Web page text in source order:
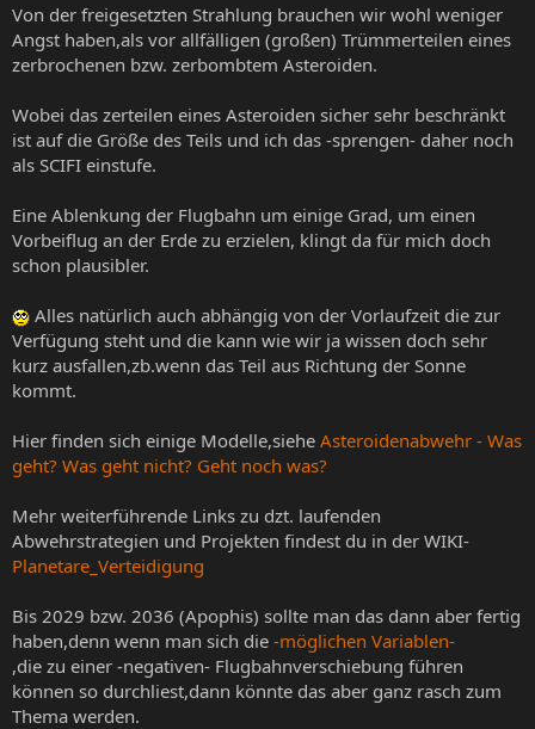
Von der freigesetzten Strahlung brauchen wir wohl weniger
Angst haben,als vor allfälligen (großen) Trümmerteilen eines
zerbrochenen bzw. zerbombtem Asteroiden.
Wobei das zerteilen eines Asteroiden sicher sehr beschränkt
ist auf die Größe des Teils und ich das -sprengen- daher noch
als SCIFI einstufe.
Eine Ablenkung der Flugbahn um einige Grad, um einen
Vorbeiflug an der Erde zu erzielen, klingt da für mich doch
schon plausibler.
Alles natürlich auch abhängig von der Vorlaufzeit die zur
Verfügung steht und die kann wie wir ja wissen doch sehr
kurz ausfallen,zb.wenn das Teil aus Richtung der Sonne
kommt.
Hier finden sich einige Modelle,siehe Asteroidenabwehr - Was
geht? Was geht nicht? Geht noch was?
Mehr weiterführende Links zu dzt. laufenden
Abwehrstrategien und Projekten findest du in der WIKI-
Planetare_Verteidigung
Bis 2029 bzw. 2036 (Apophis) sollte man das dann aber fertig
haben,denn wenn man sich die -möglichen Variablen-
,die zu einer -negativen- Flugbahnverschiebung führen
können so durchliest,dann könnte das aber ganz rasch zum
Thema werden.